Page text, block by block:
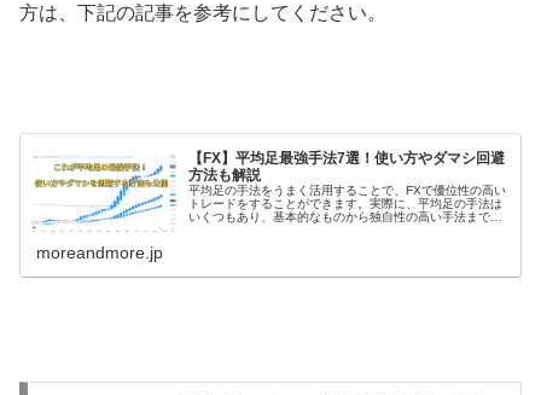
方は、下記の記事を参考にしてください。
【FX】平均足最強手法7選！使い方やダマシ回避
方法も解説
平均足の手法をうまく活用することで、FXで優位性の高い
トレードをすることができます。実際に、平均足の手法は
いくつもあり、基本的なものから独自性の高い手法まで確
moreandmore.jp